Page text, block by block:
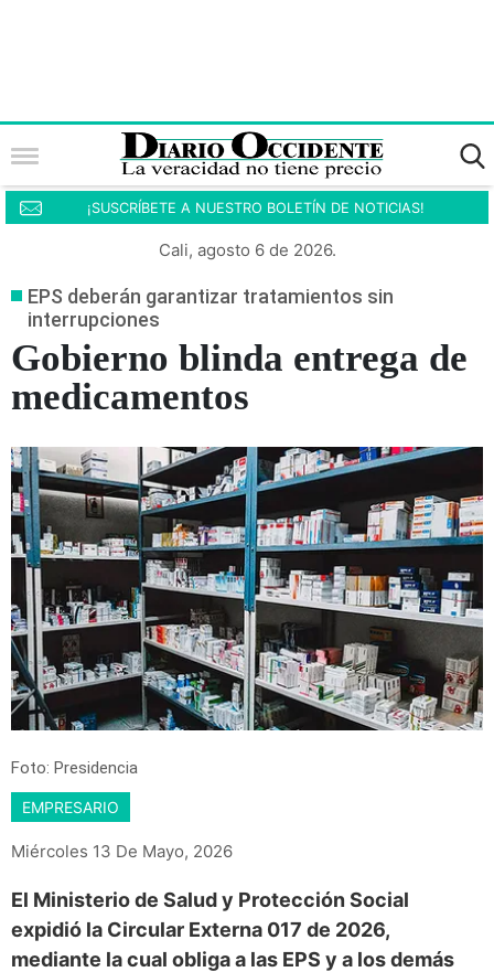
¡SUSCRÍBETE A NUESTRO BOLETÍN DE NOTICIAS!
Cali, agosto 6 de 2026.
EPS deberán garantizar tratamientos sin
interrupciones
Gobierno blinda entrega de
medicamentos
Foto: Presidencia
EMPRESARIO
Miércoles 13 De Mayo, 2026
El Ministerio de Salud y Protección Social
expidió la Circular Externa 017 de 2026,
mediante la cual obliga a las EPS y a los demás